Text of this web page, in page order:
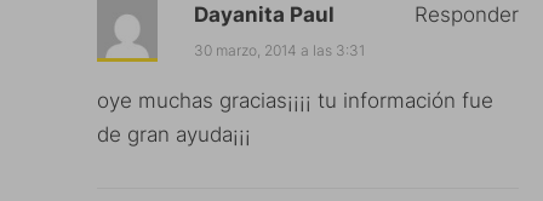
Dayanita Paul
30 marzo, 2014 a las 3:31
oye muchas gracias¡¡¡¡ tu información fue
de gran ayuda¡¡¡
Responder